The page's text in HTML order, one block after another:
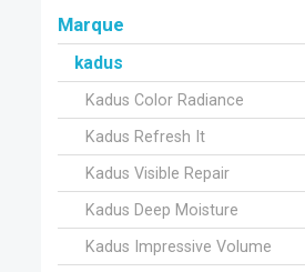
Marque
kadus
Kadus Color Radiance
Kadus Refresh It
Kadus Visible Repair
Kadus Deep Moisture
Kadus Impressive Volume